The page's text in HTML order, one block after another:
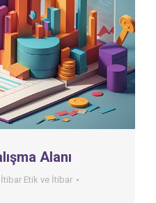
Alanı
İtibar Etik ve İtibar